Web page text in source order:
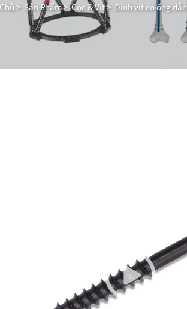
> Sản Phẩm>Cọc & Vít> Đinh vít có ống dẫn